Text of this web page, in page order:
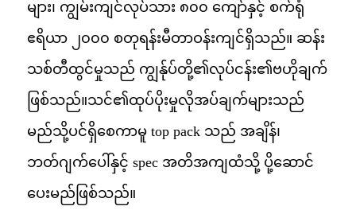
များ၊ ကျွမ်းကျင်လုပ်သား ၈၀၀ ကျော်နှင့် စက်ရုံ
ဧရိယာ ၂၀၀၀ စတုရန်းမီတာဝန်းကျင်ရှိသည်။ ဆန်း
သစ်တီထွင်မှုသည် ကျွန်ုပ်တို့၏လုပ်ငန်း၏ဗဟိုချက်
ဖြစ်သည်။သင်၏ထုပ်ပိုးမှုလိုအပ်ချက်များသည်
မည်သို့ပင်ရှိစေကာမူ top pack သည် အချိန်၊
ဘတ်ဂျက်ပေါ်နှင့် spec အတိအကျထံသို့ ပို့ဆောင်
ပေးမည်ဖြစ်သည်။